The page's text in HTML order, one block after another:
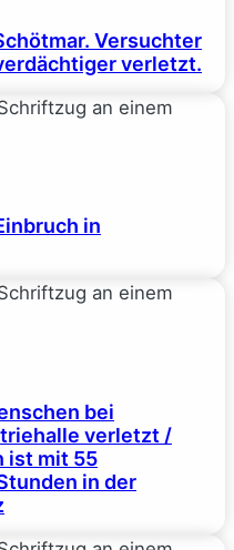
Versuchter
verletzt.
in
bei
verletzt /
ist mit 55
in der